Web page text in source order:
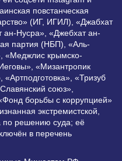
повстанческая
(ИГ, ИГИЛ), «Джабхат
Нусра», «Джебхат ан-
партия (НБП), «Аль-
«Меджлис крымско-
«Мизантропик
«Артподготовка», «Тризуб
союз»,
борьбы с коррупцией»
экстремистской,
по решению суда; её
в перечень